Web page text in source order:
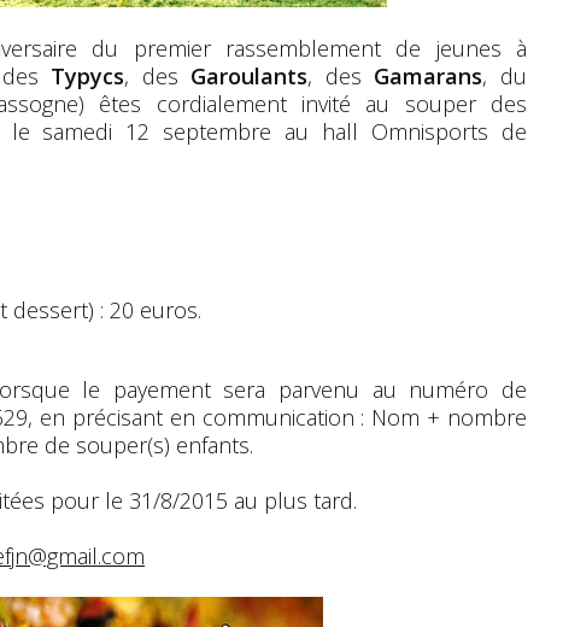
du premier rassemblement de jeunes à
Typycs, des Garoulants, des Gamarans, du
êtes cordialement invité au souper des
le samedi 12 septembre au hall Omnisports de
dessert) : 20 euros.
le payement sera parvenu au numéro de
en précisant en communication : Nom + nombre
de souper(s) enfants.
pour le 31/8/2015 au plus tard.